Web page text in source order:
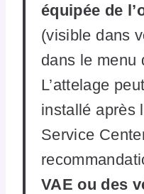
équipée de
(visible dans
dans le menu
L’attelage
installé après
Service
VAE ou des